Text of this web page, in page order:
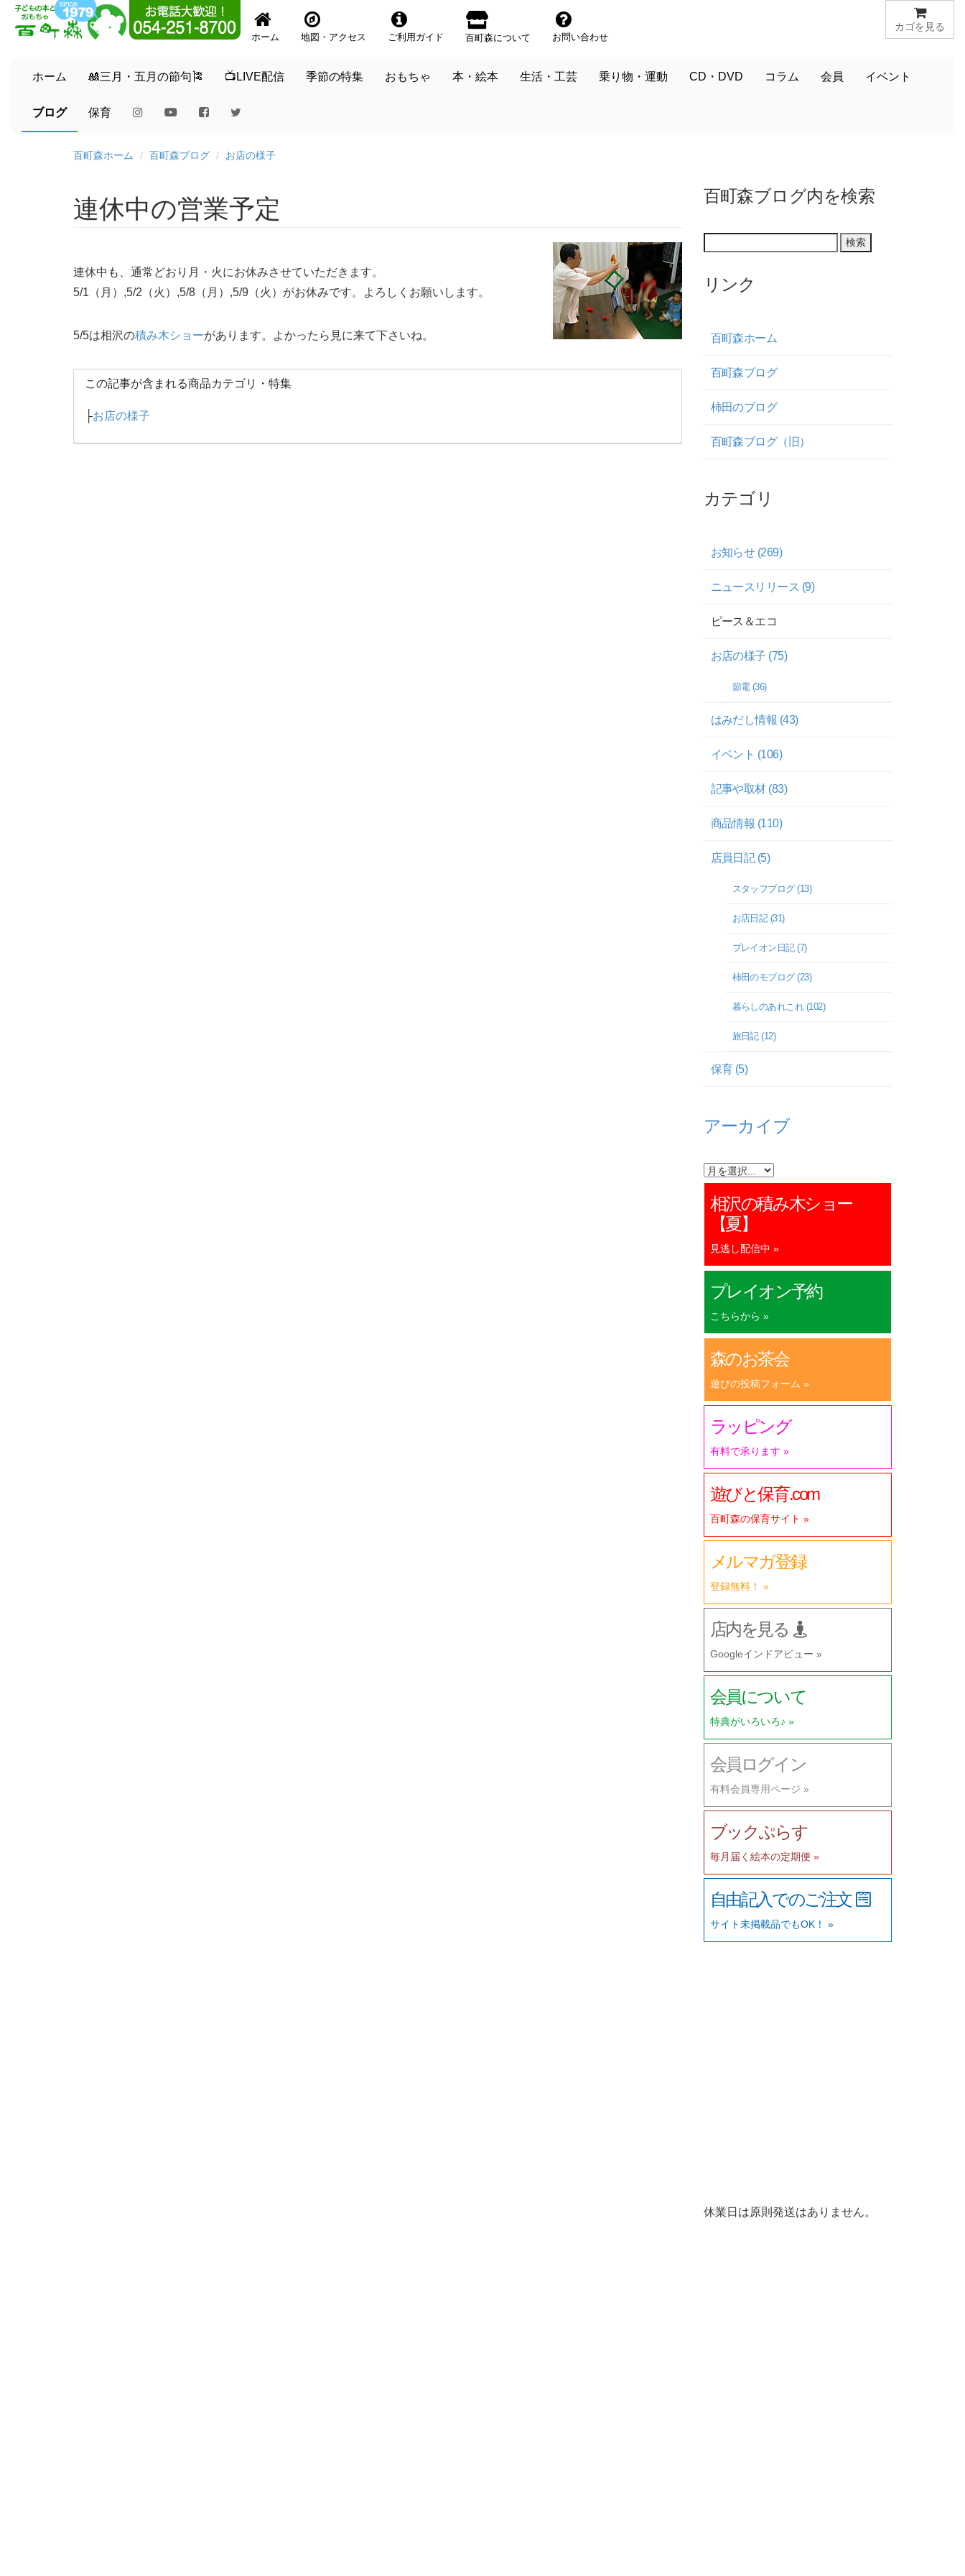
カゴを見る
ホーム 地図・アクセス ご利用ガイド 百町森について お問い合わせ
ホーム 🎎三月・五月の節句🎏 📺LIVE配信 季節の特集 おもちゃ 本・絵本 生活・工芸 乗り物・運動 CD・DVD コラム 会員 イベント
ブログ 保育
百町森ホーム 百町森ブログ お店の様子
連休中の営業予定
連休中も、通常どおり月・火にお休みさせていただきます。
5/1（月）,5/2（火）,5/8（月）,5/9（火）がお休みです。よろしくお願いします。
5/5は相沢の積み木ショーがあります。よかったら見に来て下さいね。
この記事が含まれる商品カテゴリ・特集
├お店の様子
百町森ブログ内を検索
リンク
百町森ホーム
百町森ブログ
柿田のブログ
百町森ブログ（旧）
カテゴリ
お知らせ (269)
ニュースリリース (9)
ピース＆エコ
お店の様子 (75)
節電 (36)
はみだし情報 (43)
イベント (106)
記事や取材 (83)
商品情報 (110)
店員日記 (5)
スタッフブログ (13)
お店日記 (31)
プレイオン日記 (7)
柿田のモブログ (23)
暮らしのあれこれ (102)
旅日記 (12)
保育 (5)
アーカイブ
相沢の積み木ショー
【夏】
見逃し配信中 »
プレイオン予約
こちらから »
森のお茶会
遊びの投稿フォーム »
ラッピング
有料で承ります »
遊びと保育.com
百町森の保育サイト »
メルマガ登録
登録無料！ »
店内を見る
Googleインドアビュー »
会員について
特典がいろいろ♪ »
会員ログイン
有料会員専用ページ »
ブックぷらす
毎月届く絵本の定期便 »
自由記入でのご注文
サイト未掲載品でもOK！ »
休業日は原則発送はありません。